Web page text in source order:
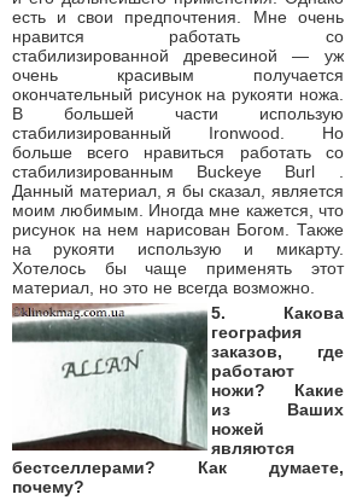
есть и свои предпочтения. Мне очень
нравится работать со
стабилизированной древесиной — уж
очень красивым получается
окончательный рисунок на рукояти ножа.
В большей части использую
стабилизированный Ironwood. Но
больше всего нравиться работать со
стабилизированным Buckeye Burl .
Данный материал, я бы сказал, является
моим любимым. Иногда мне кажется, что
рисунок на нем нарисован Богом. Также
на рукояти использую и микарту.
Хотелось бы чаще применять этот
материал, но это не всегда возможно.
5. Какова
география
заказов, где
работают
ножи? Какие
из Ваших
ножей
являются
бестселлерами? Как думаете,
почему?